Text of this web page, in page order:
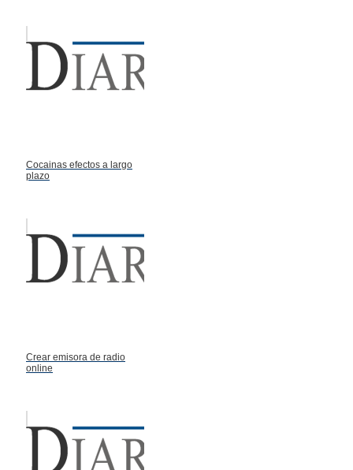
Cocainas efectos a largo
plazo
Crear emisora de radio
online